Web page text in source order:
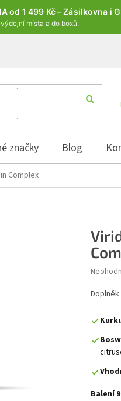
od 1 499 Kč – Zásilkovna i
místa a do boxů.
značky Blog
Complex
Balení